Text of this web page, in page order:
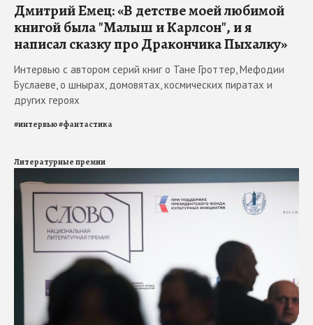
Дмитрий Емец: «В детстве моей любимой
книгой была "Малыш и Карлсон", и я
написал сказку про Дракончика Пыхалку»
Интервью с автором серий книг о Тане Гроттер, Мефодии
Буслаеве, о шнырах, домовятах, космических пиратах и
других героях
#интервью#фантастика
Литературные премии